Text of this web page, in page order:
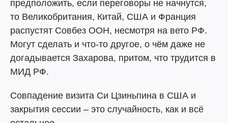
предположить, если переговоры не начнутся,
то Великобритания, Китай, США и Франция
распустят Совбез ООН, несмотря на вето РФ.
Могут сделать и что-то другое, о чём даже не
догадывается Захарова, притом, что трудится в
МИД РФ.
Совпадение визита Си Цзиньпина в США и
закрытия сессии – это случайность, как и всё